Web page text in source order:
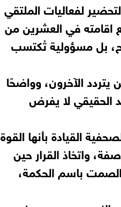
لفعاليات الملتقي
اقامته في العشرين من
بل مسؤولية تُكتسب
يتردد الآخرون، وواضحًا
الحقيقي لا يفرض
القيادة بأنها القوة
واتخاذ القرار حين
الصمت باسم الحكمة،